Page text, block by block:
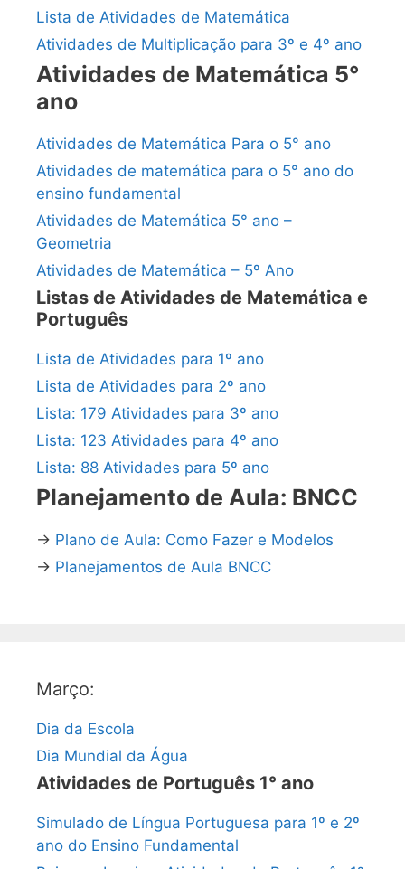
Lista de Atividades de Matemática
Atividades de Multiplicação para 3º e 4º ano
Atividades de Matemática 5°
ano
Atividades de Matemática Para o 5° ano
Atividades de matemática para o 5° ano do
ensino fundamental
Atividades de Matemática 5° ano –
Geometria
Atividades de Matemática – 5º Ano
Listas de Atividades de Matemática e
Português
Lista de Atividades para 1º ano
Lista de Atividades para 2º ano
Lista: 179 Atividades para 3º ano
Lista: 123 Atividades para 4º ano
Lista: 88 Atividades para 5º ano
Planejamento de Aula: BNCC
→ Plano de Aula: Como Fazer e Modelos
→ Planejamentos de Aula BNCC
Março:
Dia da Escola
Dia Mundial da Água
Atividades de Português 1° ano
Simulado de Língua Portuguesa para 1º e 2º
ano do Ensino Fundamental